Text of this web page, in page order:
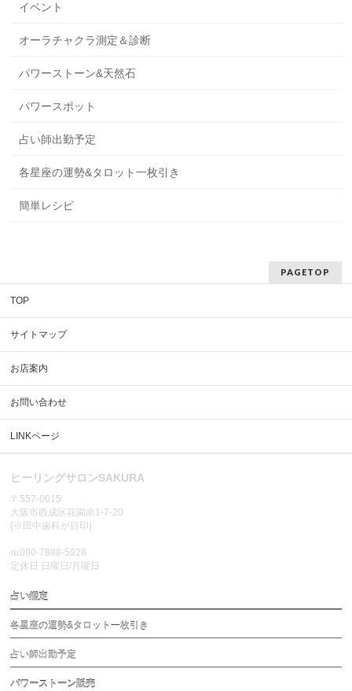
イベント
オーラチャクラ測定＆診断
パワーストーン&天然石
パワースポット
占い師出勤予定
各星座の運勢&タロット一枚引き
簡単レシピ
PAGETOP
TOP
サイトマップ
お店案内
お問い合わせ
LINKページ
ヒーリングサロンSAKURA
〒557-0015
大阪市西成区花園南1-7-20
(※田中歯科が目印)
℡090-7888-5928
定休日 日曜日/月曜日
占い鑑定
各星座の運勢&タロット一枚引き
占い師出勤予定
パワーストーン販売